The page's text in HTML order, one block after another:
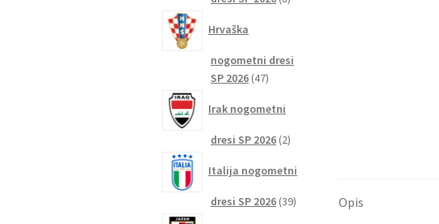
Opis
Hrvaška
nogometni dresi
SP 2026 4747
Irak nogometni
dresi SP 2026 22
Italija nogometni
dresi SP 2026 3939